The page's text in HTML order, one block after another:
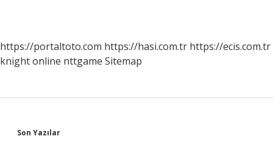
https://portaltoto.com https://hasi.com.tr https://ecis.com.tr
knight online nttgame Sitemap
Sidebar
Son Yazılar